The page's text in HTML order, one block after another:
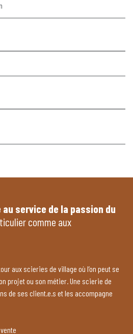
service de la passion du
comme aux
aux scieries de village où l’on peut se
projet ou son métier. Une scierie de
de ses client.e.s et les accompagne